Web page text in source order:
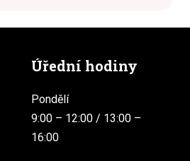
Úřední hodiny
Pondělí
9:00 – 12:00 / 13:00 –
16:00